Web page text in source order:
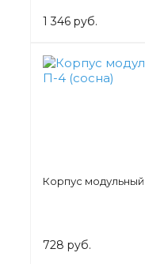
1 346 руб.
Корпус
728 руб.